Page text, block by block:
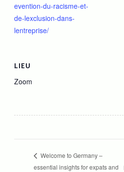
evention-du-racisme-et-
de-lexclusion-dans-
lentreprise/
LIEU
Zoom
Welcome to Germany –
essential insights for expats and